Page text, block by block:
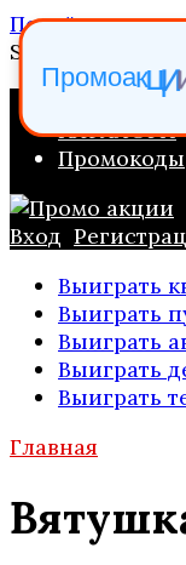
Перейти к
Search for:
ПРОМО
КАТАЛОГИ
Промокоды
Вход
Выиграть
Выиграть
Выиграть
Выиграть
Выиграть
Главная
Промоакци